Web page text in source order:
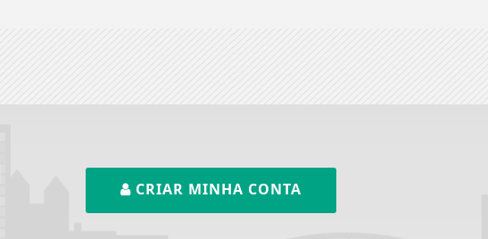
CRIAR MINHA CONTA